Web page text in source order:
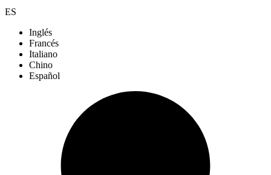
ES
Inglés
Francés
Italiano
Chino
Español